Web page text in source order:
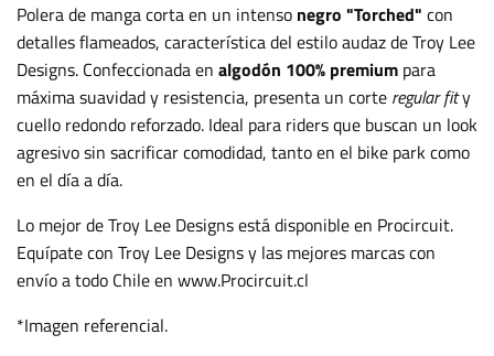
Polera de manga corta en un intenso negro "Torched" con
detalles flameados, característica del estilo audaz de Troy Lee
Designs. Confeccionada en algodón 100% premium para
máxima suavidad y resistencia, presenta un corte regular fity
cuello redondo reforzado. Ideal para riders que buscan un look
agresivo sin sacrificar comodidad, tanto en el bike park como
en el día a día.
Lo mejor de Troy Lee Designs está disponible en Procircuit.
Equípate con Troy Lee Designs y las mejores marcas con
envío a todo Chile en www.Procircuit.cl
*Imagen referencial.